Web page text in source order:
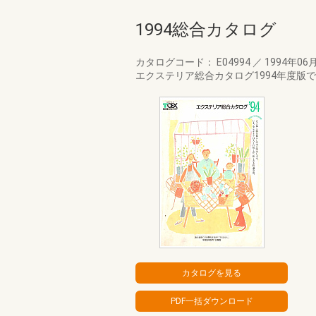
1994総合カタログ
カタログコード： E04994 ／ 1994年06月
エクステリア総合カタログ1994年度版で